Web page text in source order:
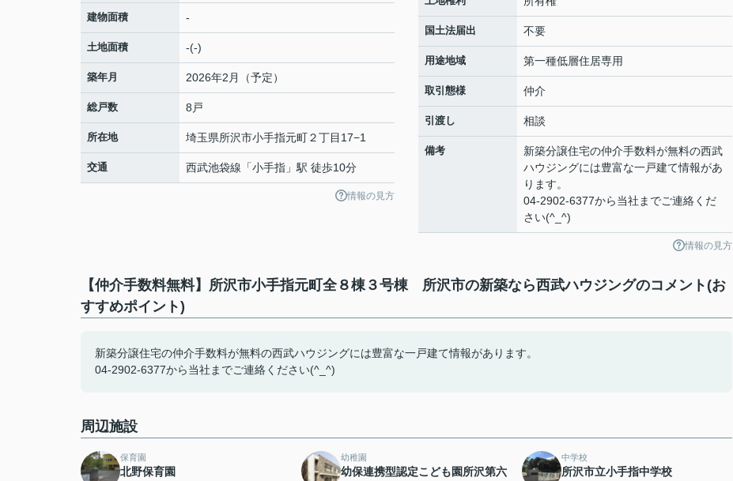
建物面積 -
土地面積 -(-)
築年月 2026年2月（予定）
総戸数 8戸
所在地 埼玉県所沢市小手指元町２丁目17−1
交通 西武池袋線 「小手指 」駅 徒歩10分
情報の見方
国土法届出 不要
用途地域 第一種低層住居専用
取引態様 仲介
引渡し 相談
備考
新築分譲住宅の仲介手数料が無料の西武
ハウジングには豊富な一戸建て情報があ
ります。
04-2902-6377から当社までご連絡くだ
さい(^_^)
情報の見方
【仲介手数料無料】所沢市小手指元町全８棟３号棟 所沢市の新築なら西武ハウジングのコメント(お
すすめポイント)
新築分譲住宅の仲介手数料が無料の西武ハウジングには豊富な一戸建て情報があります。
04-2902-6377から当社までご連絡ください(^_^)
周辺施設
保育園
北野保育園
幼稚園
幼保連携型認定こども園所沢第六
中学校
所沢市立小手指中学校